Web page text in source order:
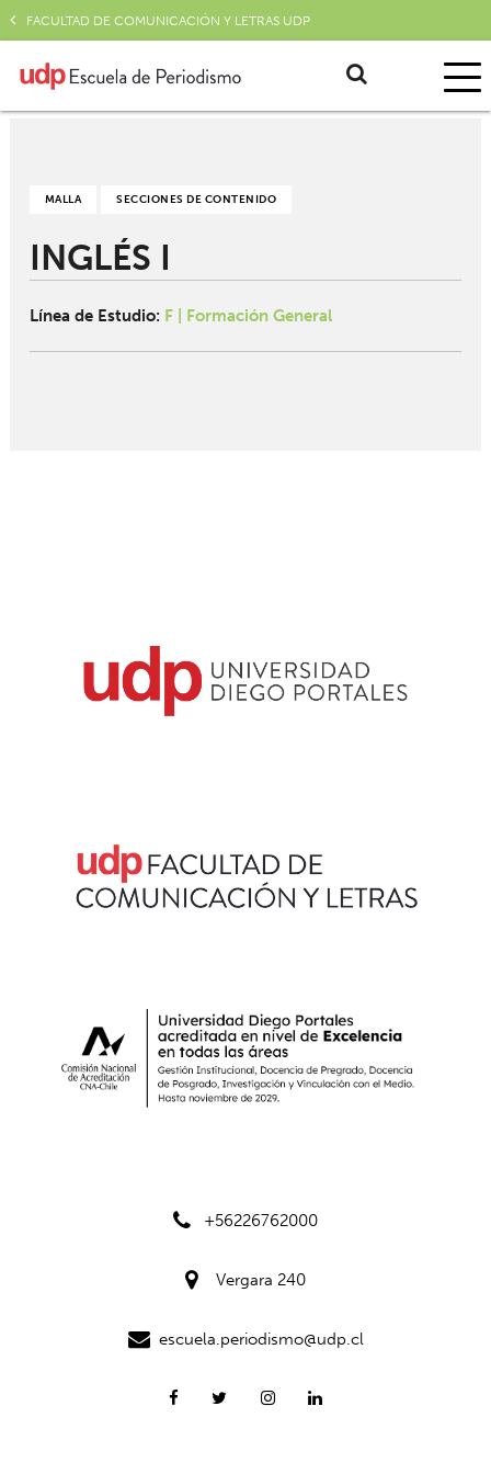
FACULTAD DE COMUNICACIÓN Y LETRAS UDP
MALLA SECCIONES DE CONTENIDO
INGLÉS I
Línea de Estudio: F | Formación General
+56226762000
Vergara 240
escuela.periodismo@udp.cl